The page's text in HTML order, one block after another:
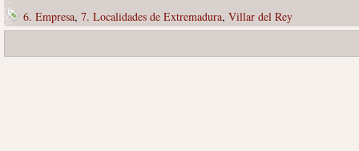
6. Empresa, 7. Localidades de Extremadura, Villar del Rey